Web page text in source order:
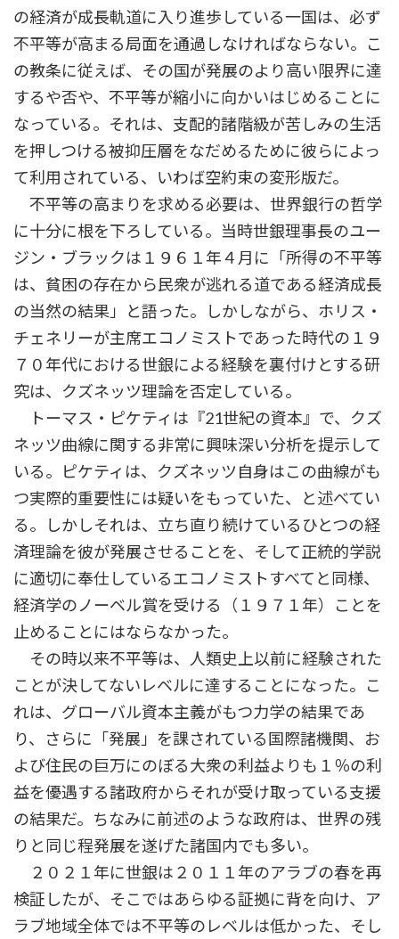
の経済が成長軌道に入り進歩している一国は、必ず
不平等が高まる局面を通過しなければならない。こ
の教条に従えば、その国が発展のより高い限界に達
するや否や、不平等が縮小に向かいはじめることに
なっている。それは、支配的諸階級が苦しみの生活
を押しつける被抑圧層をなだめるために彼らによっ
て利用されている、いわば空約束の変形版だ。
不平等の高まりを求める必要は、世界銀行の哲学
に十分に根を下ろしている。当時世銀理事長のユー
ジン・ブラックは１９６１年４月に「所得の不平等
は、貧困の存在から民衆が逃れる道である経済成長
の当然の結果」と語った。しかしながら、ホリス・
チェネリーが主席エコノミストであった時代の１９
７０年代における世銀による経験を裏付けとする研
究は、クズネッツ理論を否定している。
トーマス・ピケティは『21世紀の資本』で、クズ
ネッツ曲線に関する非常に興味深い分析を提示して
いる。ピケティは、クズネッツ自身はこの曲線がも
つ実際的重要性には疑いをもっていた、と述べてい
る。しかしそれは、立ち直り続けているひとつの経
済理論を彼が発展させることを、そして正統的学説
に適切に奉仕しているエコノミストすべてと同様、
経済学のノーベル賞を受ける（１９７１年）ことを
止めることにはならなかった。
その時以来不平等は、人類史上以前に経験された
ことが決してないレベルに達することになった。こ
れは、グローバル資本主義がもつ力学の結果であ
り、さらに「発展」を課されている国際諸機関、お
よび住民の巨万にのぼる大衆の利益よりも１％の利
益を優遇する諸政府からそれが受け取っている支援
の結果だ。ちなみに前述のような政府は、世界の残
りと同じ程発展を遂げた諸国内でも多い。
２０２１年に世銀は２０１１年のアラブの春を再
検証したが、そこではあらゆる証拠に背を向け、ア
ラブ地域全体では不平等のレベルは低かった、そし